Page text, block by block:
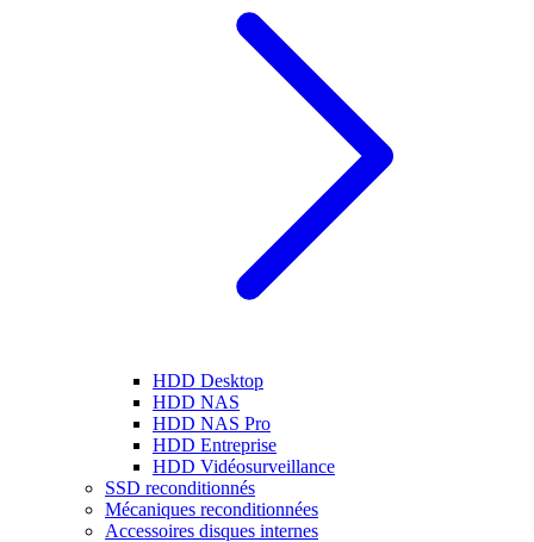
HDD Desktop
HDD NAS
HDD NAS Pro
HDD Entreprise
HDD Vidéosurveillance
SSD reconditionnés
Mécaniques reconditionnées
Accessoires disques internes